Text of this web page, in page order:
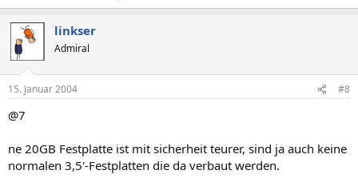
linkser
Admiral
15. Januar 2004 #8
@7
ne 20GB Festplatte ist mit sicherheit teurer, sind ja auch keine
normalen 3,5'-Festplatten die da verbaut werden.